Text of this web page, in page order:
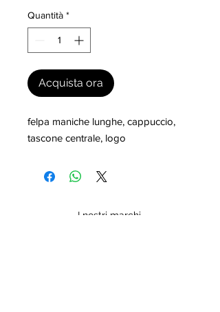
Quantità *
Acquista ora
felpa maniche lunghe, cappuccio,
tascone centrale, logo
I nostri marchi